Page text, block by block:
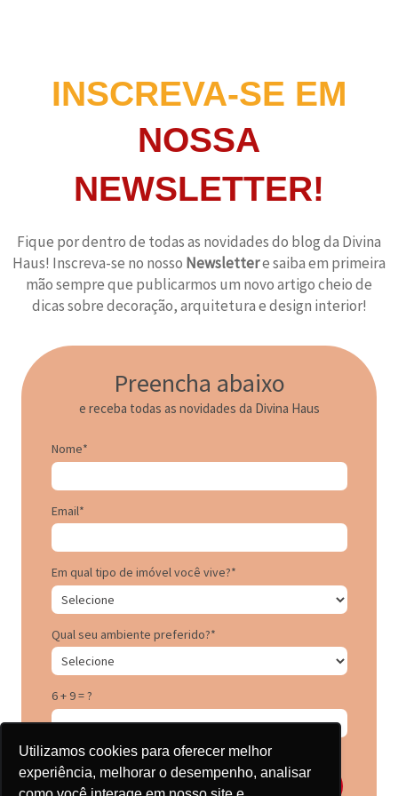
Utilizamos cookies para oferecer melhor
experiência, melhorar o desempenho, analisar
INSCREVA-SE EM
NOSSA
NEWSLETTER!
Fique por dentro de todas as novidades do blog da Divina
Haus! Inscreva-se no nosso Newslettere saiba em primeira
mão sempre que publicarmos um novo artigo cheio de
dicas sobre decoração, arquitetura e design interior!
Preencha abaixo
e receba todas as novidades da Divina Haus
Nome*
Email*
Em qual tipo de imóvel você vive?*
Qual seu ambiente preferido?*
6 + 9 = ?
Inscrever-se